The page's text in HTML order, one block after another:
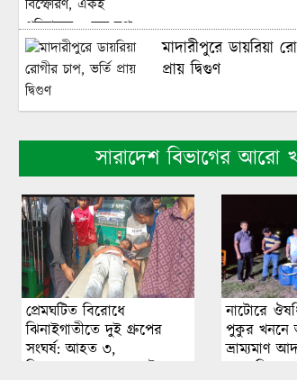
মাদারীপুরে ডায়রিয়া
প্রায় দ্বিগুণ
‘শেখ হাসিনা দেশে
নিব ফাঁসির কাষ্ঠে
জামায়াত আমিরের
মব সৃষ্টি করা হয়েছে:
এক কার্গো এলএনজি
সারাদেশ বিভাগের আরো
প্রেমঘটিত বিরোধে
ঝিনাইগাতীতে দুই গ্রুপের
সংঘর্ষ: আহত ৩,
জিজ্ঞাসাবাদের জন্য আটক ২
নাটোরে
পুকুর খননে
ভ্রাম্যমাণ
যন্ত্রপাতি জব্দ